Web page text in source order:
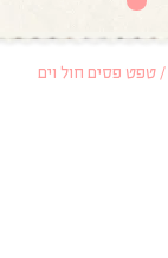
/ טפט פסים חול וים